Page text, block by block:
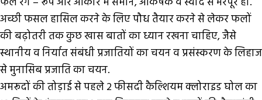
अच्छी फसल हासिल करने के लिए पौध तैयार करने से लेकर फलों
की बढ़ोतरी तक कुछ खास बातों का ध्यान रखना चाहिए, जैसे
स्थानीय व निर्यात संबंधी प्रजातियों का चयन व प्रसंस्करण के लिहाज
से मुनासिब प्रजाति का चयन.
अमरूदों की तोड़ाई से पहले 2 फीसदी कैल्शियम क्लोराइड घोल का